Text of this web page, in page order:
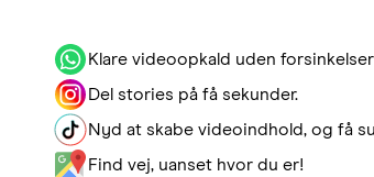
Klare videoopkald uden forsinkelser
Del stories på få sekunder.
Nyd at skabe videoindhold, og få
Find vej, uanset hvor du er!